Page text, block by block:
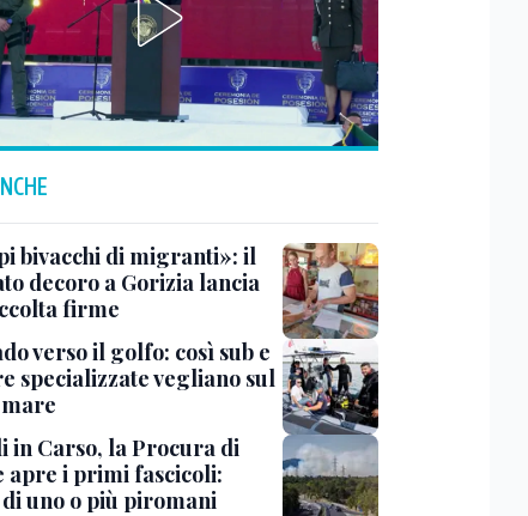
bivacchi di migranti»: il
decoro a Gorizia lancia
firme
verso il golfo: così sub e
specializzate vegliano sul
in Carso, la Procura di
apre i primi fascicoli:
uno o più piromani